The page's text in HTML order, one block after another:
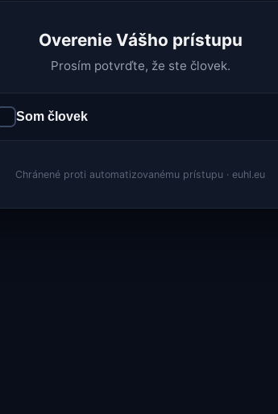
Overenie Vášho prístupu
Prosím potvrďte, že ste človek.
Som človek
Chránené proti automatizovanému prístupu · euhl.eu